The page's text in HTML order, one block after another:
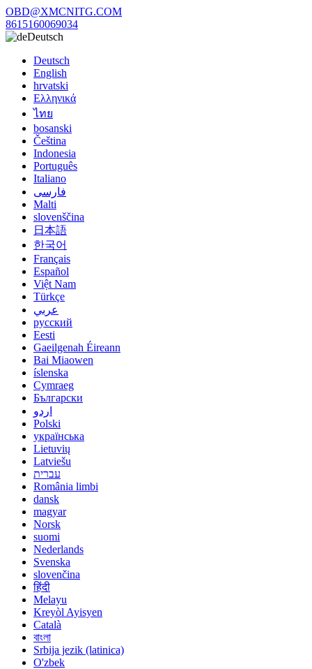
OBD@XMCNITG.COM
8615160069034
Deutsch
Deutsch
English
hrvatski
Ελληνικά
ไทย
bosanski
Čeština
Indonesia
Português
Italiano
فارسی
Malti
slovenščina
日本語
한국어
Français
Español
Việt Nam
Türkçe
عربي
русский
Eesti
Gaeilgenah Éireann
Bai Miaowen
íslenska
Cymraeg
Български
اردو
Polski
українська
Lietuvių
Latviešu
עברית
România limbi
dansk
magyar
Norsk
suomi
Nederlands
Svenska
slovenčina
हिंदी
Melayu
Kreyòl Ayisyen
Català
বাংলা
Srbija jezik (latinica)
O'zbek